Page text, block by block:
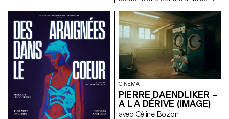
devant lui un cowboy
fantomatique qui lui confie une
mission : voler une Chevy El
Camino.
le thème de l'alimentation. Les
étudiants devaient réaliser des
très courts-métrages de deux
à trois minutes diffusables sur
le site internet du journal et les
réseaux sociaux.
CINEMA
PIERRE DAENDLIKER –
A LA DÉRIVE (IMAGE)
avec Céline Bozon